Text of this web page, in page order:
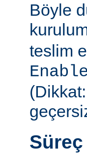
Böyle
teslim